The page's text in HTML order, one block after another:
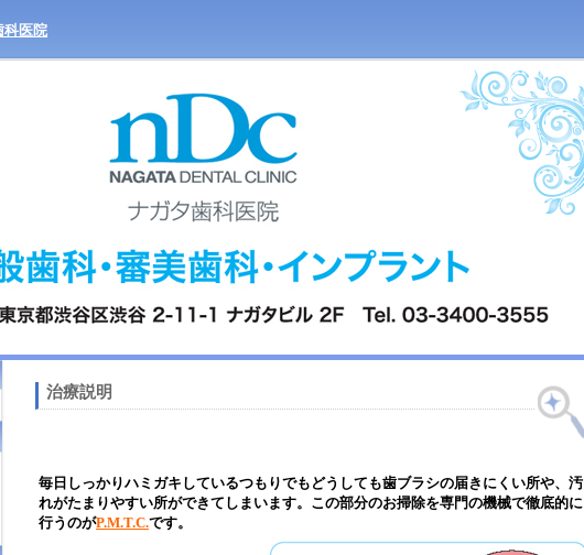
科医院
治療説明
毎日しっかりハミガキしているつもりでもどうしても歯ブラシの届きにくい所や、汚
れがたまりやすい所ができてしまいます。この部分のお掃除を専門の機械で徹底的に
行うのがP.M.T.C.です。